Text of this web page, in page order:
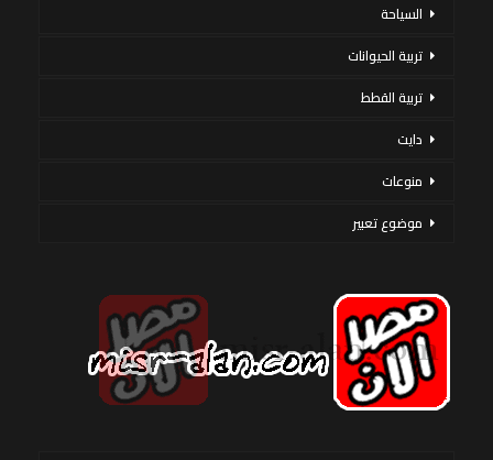
السياحة
تربية الحيوانات
تربية القطط
دايت
منوعات
موضوع تعبير